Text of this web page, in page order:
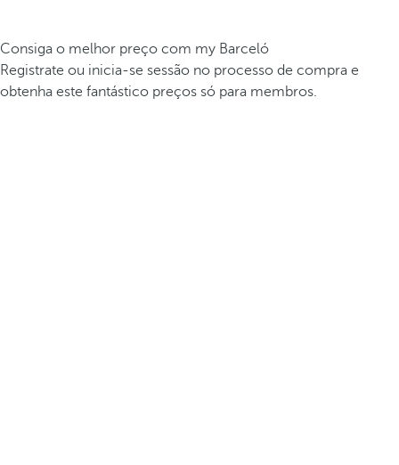
Consiga o melhor preço com my Barceló
Registrate ou inicia-se sessão no processo de compra e
obtenha este fantástico preços só para membros.